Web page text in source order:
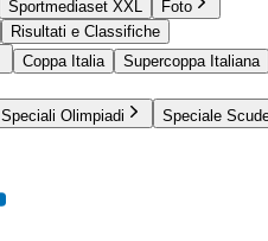
Sportmediaset XXL
Foto
Risultati e Classifiche
Coppa Italia Supercoppa Italiana
Speciali Olimpiadi Speciale